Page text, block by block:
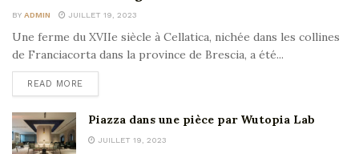
BY ADMIN JUILLET 19, 2023
Une ferme du XVIIe siècle à Cellatica, nichée dans les collines
de Franciacorta dans la province de Brescia, a été...
READ MORE
Piazza dans une pièce par Wutopia Lab
JUILLET 19, 2023